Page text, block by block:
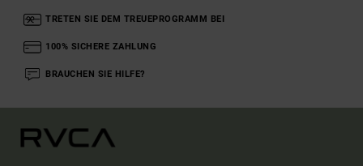
TRETEN SIE DEM TREUEPROGRAMM BEI
100% SICHERE ZAHLUNG
BRAUCHEN SIE HILFE?